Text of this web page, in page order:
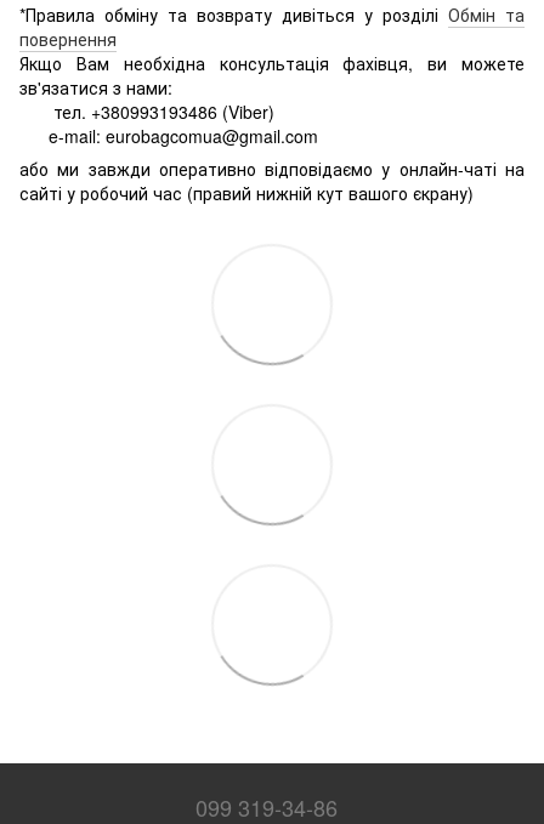
*Правила обміну та возврату дивіться у розділі Обмін та
повернення
Якщо Вам необхідна консультація фахівця, ви можете
зв'язатися з нами:
тел. +380993193486 (Viber)
e-mail: eurobagcomua@gmail.com
або ми завжди оперативно відповідаємо у онлайн-чаті на
сайті у робочий час (правий нижній кут вашого єкрану)
099 319-34-86